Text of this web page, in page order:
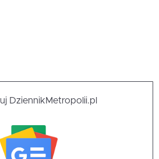
DziennikMetropolii.pl